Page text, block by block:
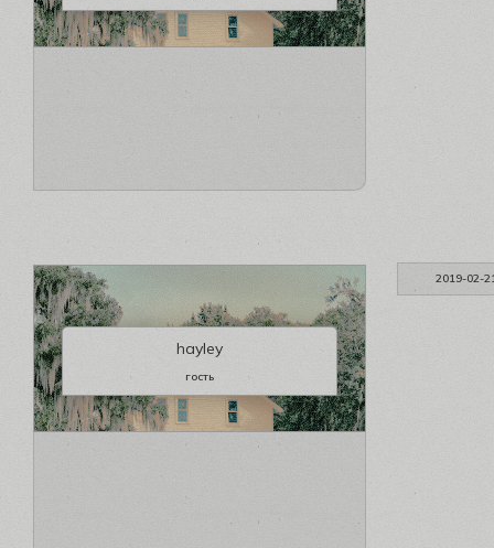
2019-02-
hayley
гость